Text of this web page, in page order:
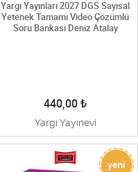
Yargı Yayınları 2027 DGS Sayısal
Yetenek Tamamı Video Çözümlü
Soru Bankası Deniz Atalay
440,00 ₺
Yargı Yayınevi